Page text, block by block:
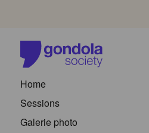
Home
Sessions
Galerie photo